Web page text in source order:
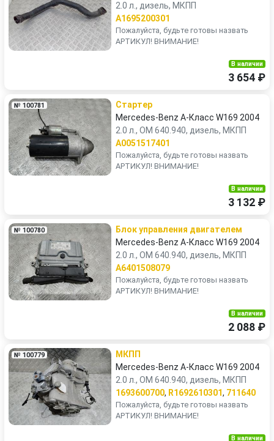
2.0 л., дизель, МКПП
A1695200301
Пожалуйста, будьте готовы назвать
АРТИКУЛ! ВНИМАНИЕ!
В наличии
3 654 ₽
№ 100781
Стартер
Mercedes-Benz A-Класс W169 2004
2.0 л., OM 640.940, дизель, МКПП
A0051517401
Пожалуйста, будьте готовы назвать
АРТИКУЛ! ВНИМАНИЕ!
В наличии
3 132 ₽
№ 100780
Блок управления двигателем
Mercedes-Benz A-Класс W169 2004
2.0 л., OM 640.940, дизель, МКПП
A6401508079
Пожалуйста, будьте готовы назвать
АРТИКУЛ! ВНИМАНИЕ!
В наличии
2 088 ₽
№ 100779
МКПП
Mercedes-Benz A-Класс W169 2004
2.0 л., OM 640.940, дизель, МКПП
1693600700, R1692610301, 711640
Пожалуйста, будьте готовы назвать
АРТИКУЛ! ВНИМАНИЕ!
В наличии